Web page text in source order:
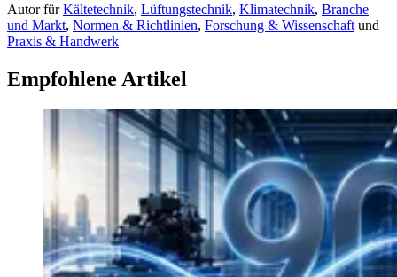
AutorfürKältetechnik, Lüftungstechnik, Klimatechnik, Branche
und Markt, Normen & Richtlinien, Forschung & Wissenschaft und
Praxis & Handwerk
Empfohlene Artikel